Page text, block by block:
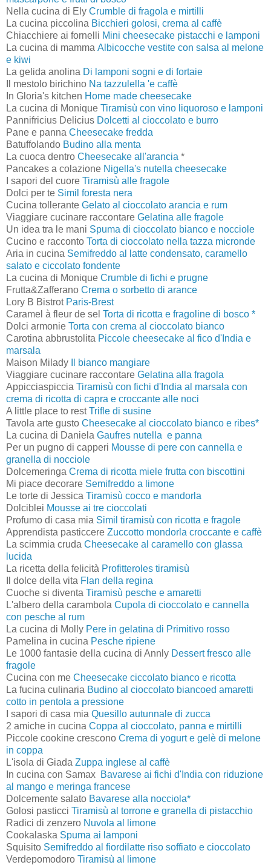
Nella cucina di Ely Crumble di fragola e mirtilli
La cucina piccolina Bicchieri golosi, crema al caffè
Chiacchiere ai fornelli Mini cheesecake pistacchi e lamponi
La cucina di mamma Albicocche vestite con salsa al melone
e kiwi
La gelida anolina Di lamponi sogni e di fortaie
Il mestolo birichino Na tazzulella 'e caffè
In Gloria's kitchen Home made cheesecake
La cucina di Monique Tiramisù con vino liquoroso e lamponi
Pannifricius Delicius Dolcetti al cioccolato e burro
Pane e panna Cheesecake fredda
Batuffolando Budino alla menta
La cuoca dentro Cheesecake all'arancia *
Pancakes a colazione Nigella's nutella cheesecake
I sapori del cuore Tiramisù alle fragole
Dolci per te Simil foresta nera
Cucina tollerante Gelato al cioccolato arancia e rum
Viaggiare cucinare raccontare Gelatina alle fragole
Un idea tra le mani Spuma di cioccolato bianco e nocciole
Cucino e racconto Torta di cioccolato nella tazza micronde
Aria in cucina Semifreddo al latte condensato, caramello
salato e ciccolato fondente
La cucina di Monique Crumble di fichi e prugne
Frutta&Zafferano Crema o sorbetto di arance
Lory B Bistrot Paris-Brest
Caramel à fleur de sel Torta di ricotta e fragoline di bosco *
Dolci armonie Torta con crema al cioccolato bianco
Carotina abbrustolita Piccole cheesecake al fico d'India e
marsala
Maison Milady
Il bianco mangiare
Viaggiare cucinare raccontare Gelatina alla fragola
Appicciaspiccia Tiramisù con fichi d'India al marsala con
crema di ricotta di capra e croccante alle noci
A little place to restTrifle di susine
Tavola arte gusto Cheesecake al cioccolato bianco e ribes*
La cucina di Daniela Gaufres nutella e panna
Per un pugno di capperi Mousse di pere con cannella e
granella di nocciole
Dolcemeringa Crema di ricotta miele frutta con biscottini
Mi piace decorare Semifreddo a limone
Le torte di Jessica Tiramisù cocco e mandorla
Dolciblei Mousse ai tre cioccolati
Profumo di casa mia Simil tiramisù con ricotta e fragole
Apprendista pasticcere Zuccotto mondorla croccante e caffè
La scimmia cruda Cheesecake al caramello con glassa
lucida
La ricetta della felicità Profitteroles tiramisù
Il dolce della vita Flan della regina
Cuoche si diventa Tiramisù pesche e amaretti
L'albero della carambola Cupola di cioccolato e cannella
con pesche al rum
La cucina di Molly Pere in gelatina di Primitivo rosso
Pamelina in cucina Pesche ripiene
Le 1000 fantasie della cucina di Annly Dessert fresco alle
fragole
Cucina con me Cheesecake ciccolato bianco e ricotta
La fucina culinaria Budino al cioccolato biancoed amaretti
cotto in pentola a pressione
I sapori di casa mia Quesillo autunnale di zucca
2 amiche in cucina Coppa al cioccolato, panna e mirtilli
Piccole cookine crescono Crema di yogurt e gelè di melone
in coppa
L'isola di Giada Zuppa inglese al caffè
In cucina con Samax Bavarese ai fichi d'India con riduzione
al mango e meringa francese
Dolcemente salato Bavarese alla nocciola*
Golosi pasticci Tiramisù al torrone e granella di pistacchio
Radici di zenzero Nuvola al limone
Cookalaska Spuma ai lamponi
Squisito Semifreddo al fiordilatte riso soffiato e cioccolato
Verdepomodoro Tiramisù al limone